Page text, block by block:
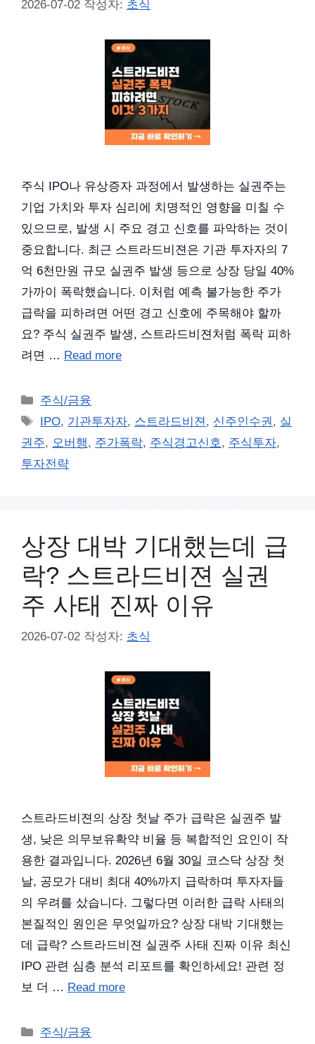
2026-07-02 작성자: 초식
주식 IPO나 유상증자 과정에서 발생하는 실권주는
기업 가치와 투자 심리에 치명적인 영향을 미칠 수
있으므로, 발생 시 주요 경고 신호를 파악하는 것이
중요합니다. 최근 스트라드비젼은 기관 투자자의 7
억 6천만원 규모 실권주 발생 등으로 상장 당일 40%
가까이 폭락했습니다. 이처럼 예측 불가능한 주가
급락을 피하려면 어떤 경고 신호에 주목해야 할까
요? 주식 실권주 발생, 스트라드비젼처럼 폭락 피하
려면 … Read more
카
테
리
주식/금융
태
그
IPO, 기관투자자, 스트라드비젼, 신주인수권, 실
권주, 오버행, 주가폭락, 주식경고신호, 주식투자,
투자전략
상장 대박 기대했는데 급
락? 스트라드비젼 실권
주 사태 진짜 이유
2026-07-02 작성자: 초식
스트라드비젼의 상장 첫날 주가 급락은 실권주 발
생, 낮은 의무보유확약 비율 등 복합적인 요인이 작
용한 결과입니다. 2026년 6월 30일 코스닥 상장 첫
날, 공모가 대비 최대 40%까지 급락하며 투자자들
의 우려를 샀습니다. 그렇다면 이러한 급락 사태의
본질적인 원인은 무엇일까요? 상장 대박 기대했는
데 급락? 스트라드비젼 실권주 사태 진짜 이유 최신
IPO 관련 심층 분석 리포트를 확인하세요! 관련 정
보 더 … Read more
카
주식/금융